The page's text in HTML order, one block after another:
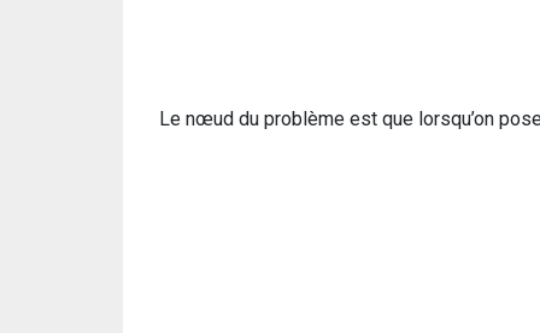
Le nœud du problème est que lorsqu’on